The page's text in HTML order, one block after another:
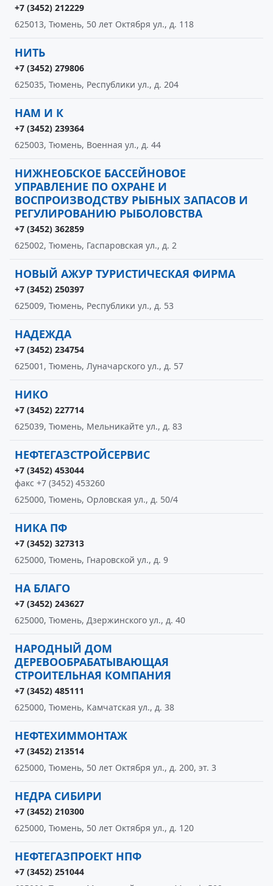
+7 (3452) 212229
625013, Тюмень, 50 лет Октября ул., д. 118
НИТЬ
+7 (3452) 279806
625035, Тюмень, Республики ул., д. 204
НАМ И К
+7 (3452) 239364
625003, Тюмень, Военная ул., д. 44
НИЖНЕОБСКОЕ БАССЕЙНОВОЕ
УПРАВЛЕНИЕ ПО ОХРАНЕ И
ВОСПРОИЗВОДСТВУ РЫБНЫХ ЗАПАСОВ И
РЕГУЛИРОВАНИЮ РЫБОЛОВСТВА
+7 (3452) 362859
625002, Тюмень, Гаспаровская ул., д. 2
НОВЫЙ АЖУР ТУРИСТИЧЕСКАЯ ФИРМА
+7 (3452) 250397
625009, Тюмень, Республики ул., д. 53
НАДЕЖДА
+7 (3452) 234754
625001, Тюмень, Луначарского ул., д. 57
НИКО
+7 (3452) 227714
625039, Тюмень, Мельникайте ул., д. 83
НЕФТЕГАЗСТРОЙСЕРВИС
+7 (3452) 453044
факс +7 (3452) 453260
625000, Тюмень, Орловская ул., д. 50/4
НИКА ПФ
+7 (3452) 327313
625000, Тюмень, Гнаровской ул., д. 9
НА БЛАГО
+7 (3452) 243627
625000, Тюмень, Дзержинского ул., д. 40
НАРОДНЫЙ ДОМ
ДЕРЕВООБРАБАТЫВАЮЩАЯ
СТРОИТЕЛЬНАЯ КОМПАНИЯ
+7 (3452) 485111
625000, Тюмень, Камчатская ул., д. 38
НЕФТЕХИММОНТАЖ
+7 (3452) 213514
625000, Тюмень, 50 лет Октября ул., д. 200, эт. 3
НЕДРА СИБИРИ
+7 (3452) 210300
625000, Тюмень, 50 лет Октября ул., д. 120
НЕФТЕГАЗПРОЕКТ НПФ
+7 (3452) 251044